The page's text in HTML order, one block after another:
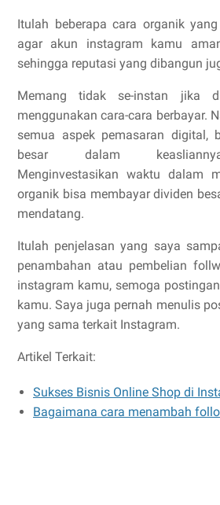
Itulah beberapa cara organik
agar akun instagram kamu
sehingga reputasi yang dibangun
Memang tidak se-instan jika
menggunakan cara-cara berbayar.
semua aspek pemasaran digital,
besar dalam
Menginvestasikan waktu dalam
organik bisa membayar dividen
mendatang.
Itulah penjelasan yang saya
penambahan atau pembelian
instagram kamu, semoga
kamu. Saya juga pernah menulis
yang sama terkait Instagram.
Artikel Terkait:
Sukses Bisnis Online Shop di
Bagaimana cara menambah